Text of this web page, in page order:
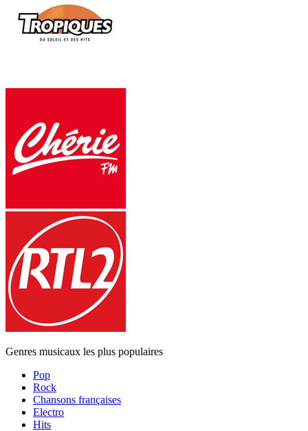
Genres musicaux les plus populaires
Pop
Rock
Chansons françaises
Electro
Hits